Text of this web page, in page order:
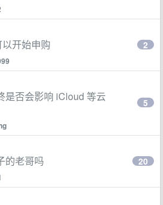
开始申购 2
是否会影响 iCloud 等云
5
的老哥吗 20